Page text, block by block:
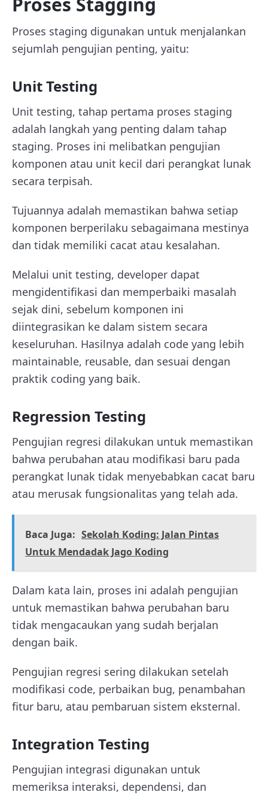
Proses staging digunakan untuk menjalankan
sejumlah pengujian penting, yaitu:
Unit Testing
Unit testing, tahap pertama proses staging
adalah langkah yang penting dalam tahap
staging. Proses ini melibatkan pengujian
komponen atau unit kecil dari perangkat lunak
secara terpisah.
Tujuannya adalah memastikan bahwa setiap
komponen berperilaku sebagaimana mestinya
dan tidak memiliki cacat atau kesalahan.
Melalui unit testing, developer dapat
mengidentifikasi dan memperbaiki masalah
sejak dini, sebelum komponen ini
diintegrasikan ke dalam sistem secara
keseluruhan. Hasilnya adalah code yang lebih
maintainable, reusable, dan sesuai dengan
praktik coding yang baik.
Regression Testing
Pengujian regresi dilakukan untuk memastikan
bahwa perubahan atau modifikasi baru pada
perangkat lunak tidak menyebabkan cacat baru
atau merusak fungsionalitas yang telah ada.
Baca Juga: Sekolah Koding: Jalan Pintas
Untuk Mendadak Jago Koding
Dalam kata lain, proses ini adalah pengujian
untuk memastikan bahwa perubahan baru
tidak mengacaukan yang sudah berjalan
dengan baik.
Pengujian regresi sering dilakukan setelah
modifikasi code, perbaikan bug, penambahan
fitur baru, atau pembaruan sistem eksternal.
Integration Testing
Pengujian integrasi digunakan untuk
memeriksa interaksi, dependensi, dan